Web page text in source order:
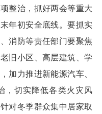
整治，抓好两会等重大
年初安全底线。要抓实
消防等责任部门要聚焦
旧小区、高层建筑、学
加力推进新能源汽车、
，切实降低各类火灾风
对冬季群众集中居家取